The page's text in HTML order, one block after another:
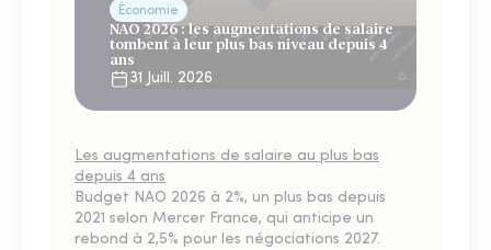
Économie
NAO 2026 : les augmentations de salaire
tombent à leur plus bas niveau depuis 4
ans
31 Juill. 2026
Les augmentations de salaire au plus bas
depuis 4 ans
Budget NAO 2026 à 2%, un plus bas depuis
2021 selon Mercer France, qui anticipe un
rebond à 2,5% pour les négociations 2027.